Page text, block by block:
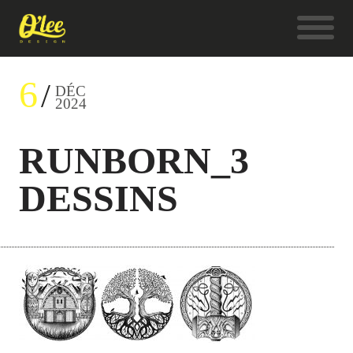
6 DÉC
2024
RUNBORN_3
DESSINS